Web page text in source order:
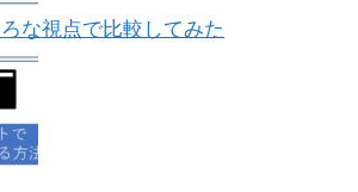
な視点で比較してみた